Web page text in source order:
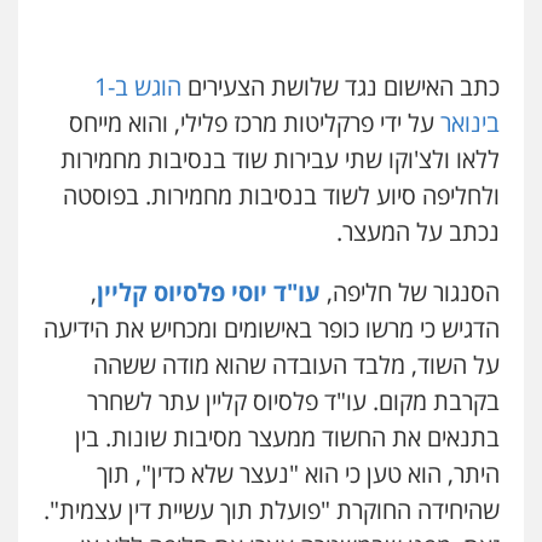
וחקירות
0544723840
עו"ד ראוף נג'אר
פלילי עורכי דין לענייני אסירים מעצרים
0548009246
דוד אפרים משרד עורכי דין
פלילי צווארון לבן מס הכנסה מע"מ
0506209859
עדי כרמלי – חברת עו"ד
פלילי כלכלי עורכי דין לענייני אסירים
0525060666
כתב האישום נגד שלושת הצעירים
הוגש ב-1
בינוארעל ידי פרקליטות מרכז פלילי, והוא מייחס
ללאו ולצ'וקו שתי עבירות שוד בנסיבות מחמירות
ולחליפה סיוע לשוד בנסיבות מחמירות. בפוסטה
נכתב על המעצר.
הסנגור של חליפה, עו"ד יוסי פלסיוס קליין,
הדגיש כי מרשו כופר באישומים ומכחיש את הידיעה
על השוד, מלבד העובדה שהוא מודה ששהה
בקרבת מקום. עו"ד פלסיוס קליין עתר לשחרר
בתנאים את החשוד ממעצר מסיבות שונות. בין
היתר, הוא טען כי הוא "נעצר שלא כדין", תוך
שהיחידה החוקרת "פועלת תוך עשיית דין עצמית".
עו"ד אייל אביטל
פלילי פשיעה חמורה מעצרים וחקירות
0544712201
עו"ד רונן בנדל
משפט פלילי פשיעה חמורה פלילי
0524282442
כבריאן, מזר – משרד עורכי דין
פלילי מעצרים וחקירות
0543986802